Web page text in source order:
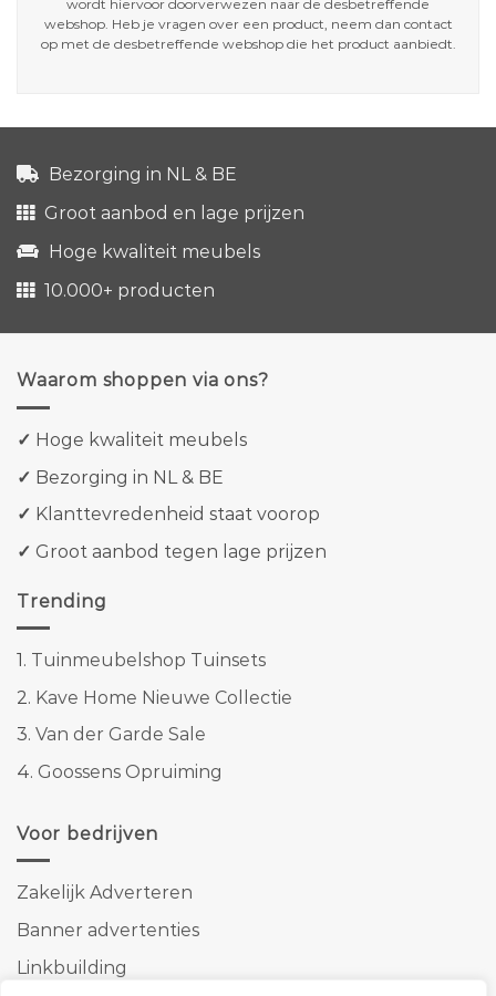
wordt hiervoor doorverwezen naar de desbetreffende
webshop. Heb je vragen over een product, neem dan contact
op met de desbetreffende webshop die het product aanbiedt.
Bezorging in NL & BE
Groot aanbod en lage prijzen
Hoge kwaliteit meubels
10.000+ producten
Waarom shoppen via ons?
✓ Hoge kwaliteit meubels
✓ Bezorging in NL & BE
✓ Klanttevredenheid staat voorop
✓ Groot aanbod tegen lage prijzen
Trending
1. Tuinmeubelshop Tuinsets
2. Kave Home Nieuwe Collectie
3. Van der Garde Sale
4. Goossens Opruiming
Voor bedrijven
Zakelijk Adverteren
Banner advertenties
Linkbuilding